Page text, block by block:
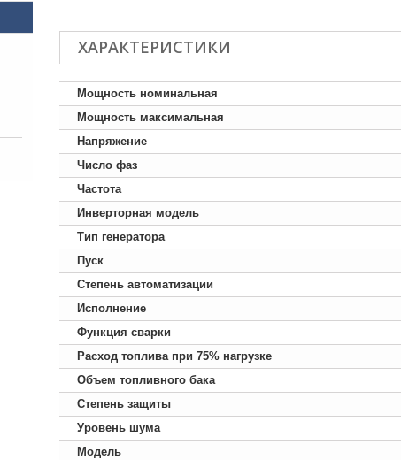
ХАРАКТЕРИСТИКИ
Мощность номинальная
Мощность максимальная
Напряжение
Число фаз
Частота
Инверторная модель
Тип генератора
Пуск
Степень автоматизации
Исполнение
Функция сварки
Расход топлива при 75% нагрузке
Объем топливного бака
Степень защиты
Уровень шума
Модель